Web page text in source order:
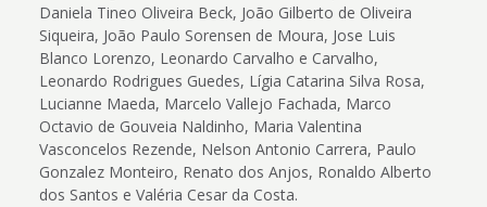
Daniela Tineo Oliveira Beck, João Gilberto de Oliveira
Siqueira, João Paulo Sorensen de Moura, Jose Luis
Blanco Lorenzo, Leonardo Carvalho e Carvalho,
Leonardo Rodrigues Guedes, Lígia Catarina Silva Rosa,
Lucianne Maeda, Marcelo Vallejo Fachada, Marco
Octavio de Gouveia Naldinho, Maria Valentina
Vasconcelos Rezende, Nelson Antonio Carrera, Paulo
Gonzalez Monteiro, Renato dos Anjos, Ronaldo Alberto
dos Santos e Valéria Cesar da Costa.